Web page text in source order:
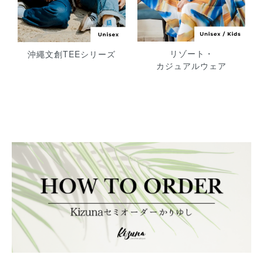
沖繩文創TEEシリーズ
リゾート・
カジュアルウェア